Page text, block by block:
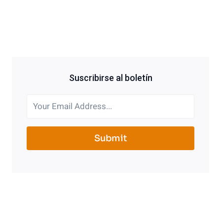
Suscribirse al boletín
Submit